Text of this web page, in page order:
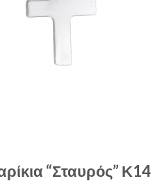
“Σταυρός” Κ14